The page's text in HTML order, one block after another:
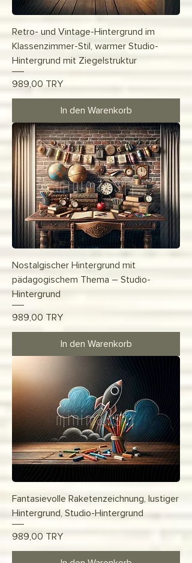
Retro- und Vintage-Hintergrund im
Klassenzimmer-Stil, warmer Studio-
Hintergrund mit Ziegelstruktur
Preis
989,00 TRY
In den Warenkorb
Nostalgischer Hintergrund mit
pädagogischem Thema – Studio-
Hintergrund
Preis
989,00 TRY
In den Warenkorb
Fantasievolle Raketenzeichnung, lustiger
Hintergrund, Studio-Hintergrund
Preis
989,00 TRY